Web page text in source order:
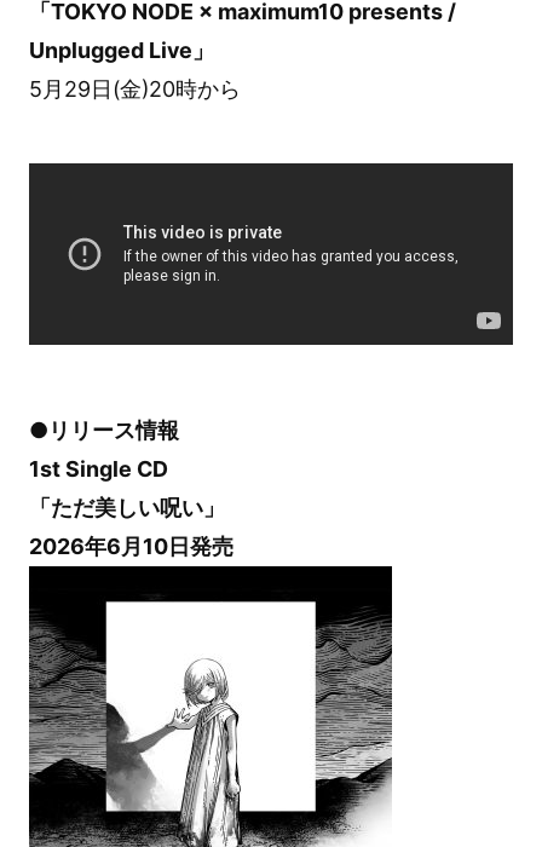
「TOKYO NODE × maximum10 presents /
Unplugged Live」
5月29日(金)20時から
●リリース情報
1st Single CD
「ただ美しい呪い」
2026年6月10日発売